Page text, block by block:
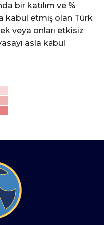
bir katılım ve %
kabul etmiş olan Türk
veya onları etkisiz
asla kabul